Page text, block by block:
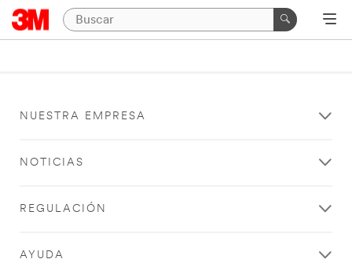
NUESTRA EMPRESA
NOTICIAS
REGULACIÓN
AYUDA